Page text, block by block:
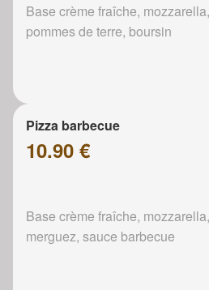
Base crème fraîche,
pommes de terre, boursin
Pizza barbecue
10.90 €
Base crème fraîche,
merguez, sauce barbecue